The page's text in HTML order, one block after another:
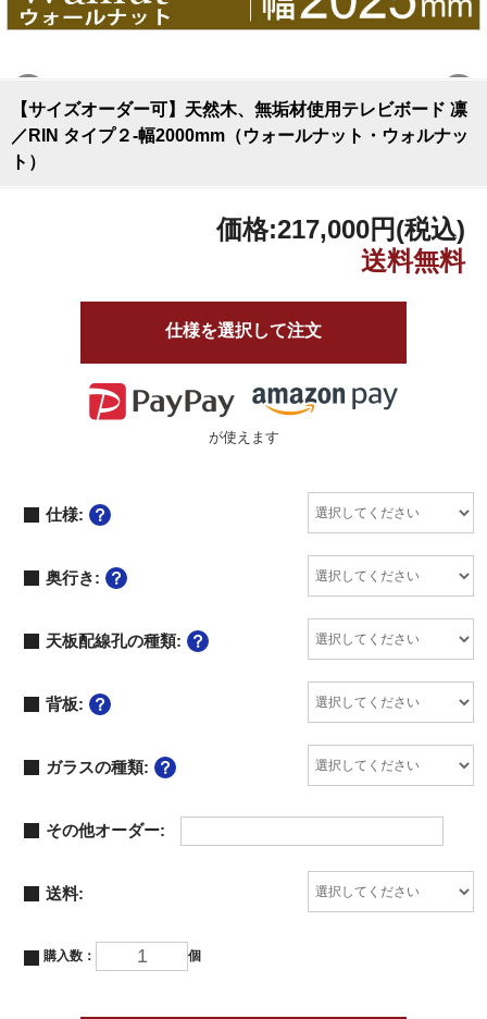
【サイズオーダー可】天然木、無垢材使用テレビボード 凛
／RIN タイプ２-幅2000mm（ウォールナット・ウォルナッ
ト）
価格:217,000円(税込)
仕様を選択して注文
が使えます
仕様:
奥行き:
天板配線孔の種類:
背板:
ガラスの種類:
その他オーダー:
送料:
購入数： 個